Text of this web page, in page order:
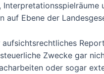
auf Ebene der
Zwecke gar
oder sogar